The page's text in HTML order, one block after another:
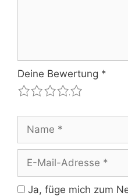
Deine Bewertung *
4
3
2
1
Mail-
Adresse
Ja, füge mich zum